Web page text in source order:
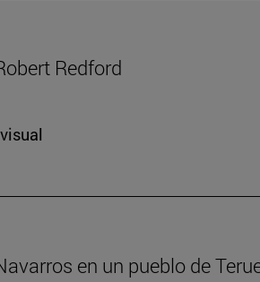
Redford
en un pueblo de